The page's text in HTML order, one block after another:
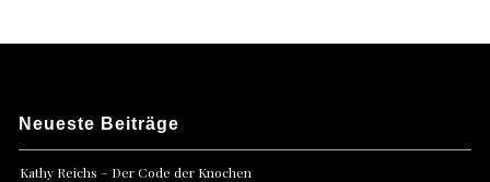
Neueste Beiträge
Kathy Reichs – Der Code der Knochen